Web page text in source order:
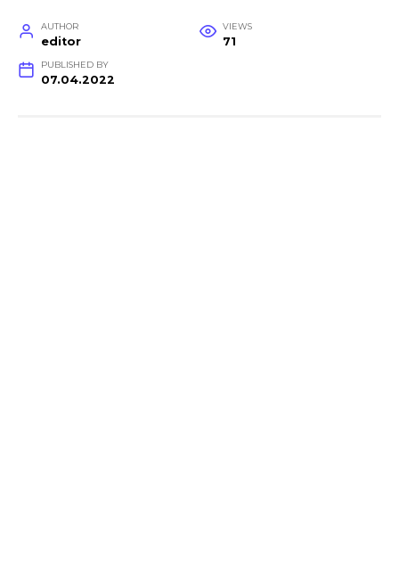
AUTHOR
editor
VIEWS
71
PUBLISHED BY
07.04.2022